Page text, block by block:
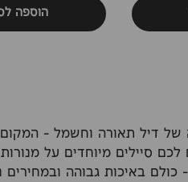
הוספה
דיל תאורה וחשמל –
סיילים מיוחדים על
כולם באיכות גבוהה ובמחירים